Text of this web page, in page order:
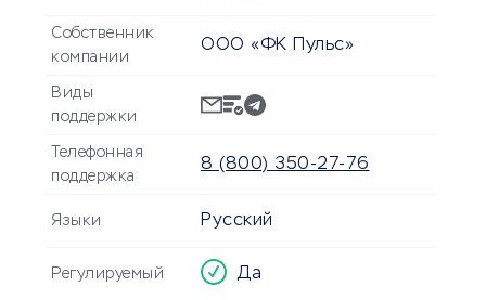
Собственник
компании
ООО «ФК Пульс»
Виды
поддержки
Телефонная
поддержка
8 (800) 350-27-76
Языки Русский
Регулируемый Да